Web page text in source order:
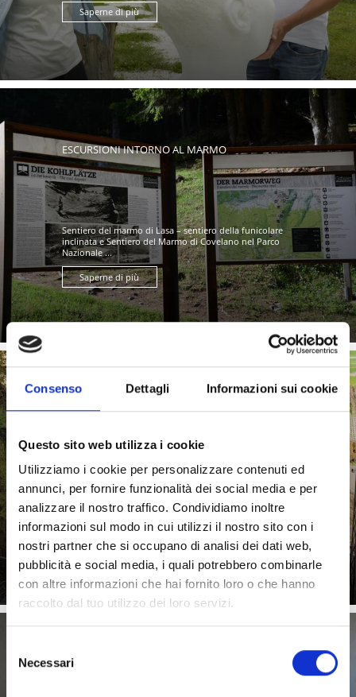
Consenso Dettagli Informazioni sui cookie
Questo sito web utilizza i cookie
Utilizziamo i cookie per personalizzare contenuti ed
annunci, per fornire funzionalità dei social media e per
analizzare il nostro traffico. Condividiamo inoltre
informazioni sul modo in cui utilizzi il nostro sito con i
nostri partner che si occupano di analisi dei dati web,
pubblicità e social media, i quali potrebbero combinarle
con altre informazioni che hai fornito loro o che hanno
raccolto dal tuo utilizzo dei loro servizi.
delNecessari
Saperne di più
ESCURSIONI INTORNO AL MARMO
Sentiero del marmo di Lasa – sentiero della funicolare
inclinata e Sentiero del Marmo di Covelano nel Parco
Nazionale ...
Saperne di più
FERROVIA MARMIFERA
La ferrovia marmifera è attiva ininterrottamente dal
1930, è conservata intatta nella sua forma originale e
trasporta ...
Saperne di più